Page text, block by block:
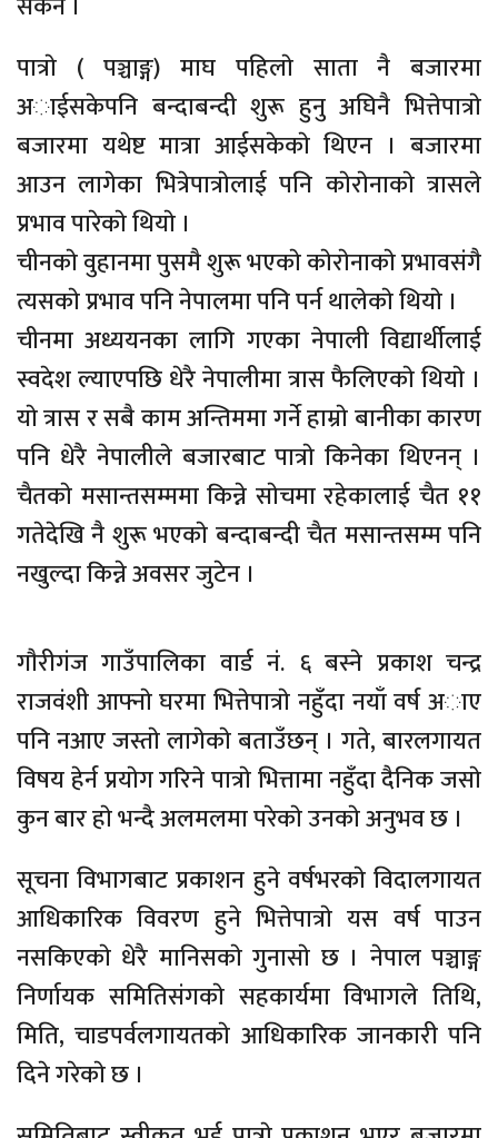
पात्राे ( पञ्चाङ्ग) माघ पहिलाे साता नै बजारमा
अाईसकेपनि बन्दाबन्दी शुरू हुनु अघिनै भित्तेपात्राे
बजारमा यथेष्ट मात्रा आईसकेकाे थिएन । बजारमा
आउन लागेका भित्रेपात्राेलाई पनि काेराेनाकाे त्रासले
प्रभाव पारेकाे थियाे ।
चीनकाे वुहानमा पुसमै शुरू भएकाे काेराेनाकाे प्रभावसंगै
त्यसकाे प्रभाव पनि नेपालमा पनि पर्न थालेकाे थियाे ।
चीनमा अध्ययनका लागि गएका नेपाली विद्यार्थीलाई
स्वदेश ल्याएपछि धेरै नेपालीमा त्रास फैलिएकाे थियाे ।
याे त्रास र सबै काम अन्तिममा गर्ने हाम्राे बानीका कारण
पनि धेरै नेपालीले बजारबाट पात्राे किनेका थिएनन् ।
चैतकाे मसान्तसम्ममा किन्ने साेचमा रहेकालाई चैत ११
गतेदेखि नै शुरू भएकाे बन्दाबन्दी चैत मसान्तसम्म पनि
नखुल्दा किन्ने अवसर जुटेन ।
गाैरीगंज गाउँपालिका वार्ड नं. ६ बस्ने प्रकाश चन्द्र
राजवंशी आफ्नाे घरमा भित्तेपात्राे नहुँदा नयाँ वर्ष अाए
पनि नआए जस्ताे लागेकाे बताउँछन् । गते, बारलगायत
विषय हेर्न प्रयाेग गरिने पात्राे भित्तामा नहुँदा दैनिक जसाे
कुन बार हाे भन्दै अलमलमा परेकाे उनकाे अनुभव छ ।
सूचना विभागबाट प्रकाशन हुने वर्षभरकाे विदालगायत
आधिकारिक विवरण हुने भित्तेपात्राे यस वर्ष पाउन
नसकिएकाे धेरै मानिसकाे गुनासाे छ । नेपाल पञ्चाङ्ग
निर्णायक समितिसंगकाे सहकार्यमा विभागले तिथि,
मिति, चाडपर्वलगायतकाे आधिकारिक जानकारी पनि
दिने गरेकाे छ ।